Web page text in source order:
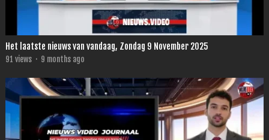
Het laatste nieuws van vandaag, Zondag 9 November 2025
91 views · 9 months ago